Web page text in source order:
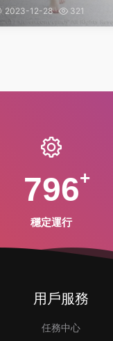
2023-12-28 321
796
穩定運行
用戶服務
任務中心